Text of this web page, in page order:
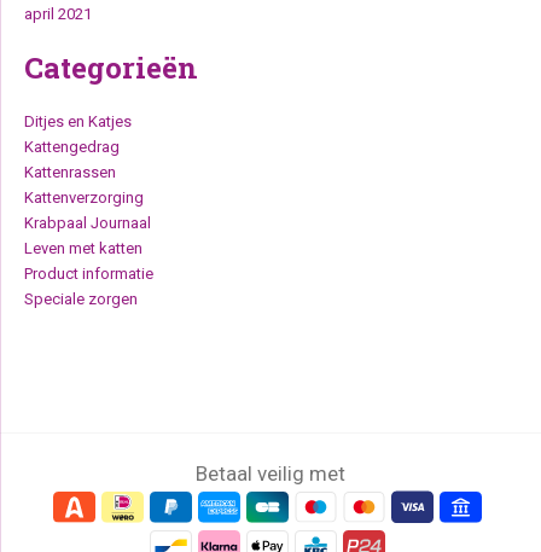
april 2021
Categorieën
Ditjes en Katjes
Kattengedrag
Kattenrassen
Kattenverzorging
Krabpaal Journaal
Leven met katten
Product informatie
Speciale zorgen
Betaal veilig met